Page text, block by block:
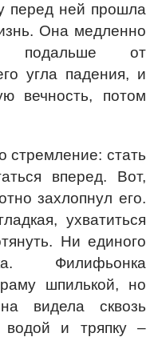
перед ней прошла
Она медленно
подальше от
угла падения, и
вечность, потом
стремление: стать
вперед. Вот,
захлопнул его.
ухватиться
Ни единого
Филифьонка
шпилькой, но
видела сквозь
и тряпку –